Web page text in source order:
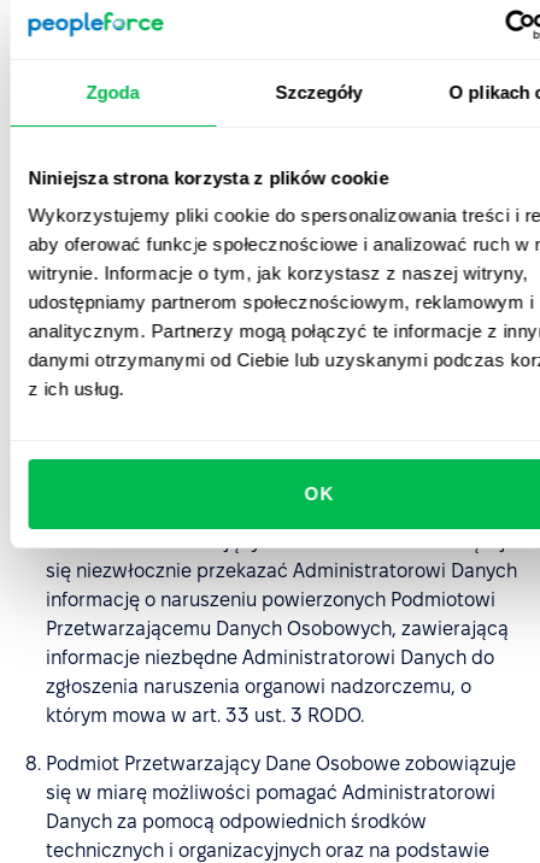
Zgoda Szczegóły O plikach
Niniejsza strona korzysta z plików cookie
Wykorzystujemy pliki cookie do spersonalizowania treści i
aby oferować funkcje społecznościowe i analizować ruch w
witrynie. Informacje o tym, jak korzystasz z naszej witryny,
udostępniamy partnerom społecznościowym, reklamowym i
analitycznym. Partnerzy mogą połączyć te informacje z
danymi otrzymanymi od Ciebie lub uzyskanymi podczas
z ich usług.
OK
wygaśnięciu Umowy.
się, biorąc pod uwagę charakter przetwarzania oraz
art. 32-36 RODO; w szczególności Podmiot
Przetwarzający Dane Osobowe zobowiązuje się do
przekazania Administratorowi Danych
wystarczających informacji oraz wykonania jego
poleceń dotyczących sposobów zabezpieczenia
powierzonych Danych Osobowych, naruszeń Danych
Osobowych będących przedmiotem RODO oraz
powiadomienia organu nadzorczego lub osób, którym
wcześniejszych konsultacjach z organem nadzorczym
i wdrażaniu zaleceń tego organu.
się niezwłocznie przekazać Administratorowi Danych
informację o naruszeniu powierzonych Podmiotowi
Przetwarzającemu Danych Osobowych, zawierającą
informacje niezbędne Administratorowi Danych do
zgłoszenia naruszenia organowi nadzorczemu, o
którym mowa w art. 33 ust. 3 RODO.
Podmiot Przetwarzający Dane Osobowe zobowiązuje
się w miarę możliwości pomagać Administratorowi
Danych za pomocą odpowiednich środków
technicznych i organizacyjnych oraz na podstawie